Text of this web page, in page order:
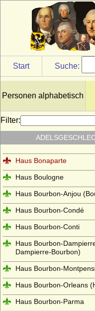
Start Suche:
Personen alphabetisch
Filter:
Haus Beaufort
Haus Beauharnais
Haus Bentheim-Steinfurt
Haus Bentheim-
Haus Bentinck
Haus Béthune (Maison
Haus Biron von Kurland
Haus Blois (Haus Blois-
Theobaldinder)
Haus Bonaparte
Haus Boulogne
Haus Bourbon-Anjou
Haus Bourbon-Condé
Haus Bourbon-Conti
Haus Bourbon-
Dampierre-Bourbon)
Haus Bourbon-
Haus Bourbon-Orleans
Haus Bourbon-Parma